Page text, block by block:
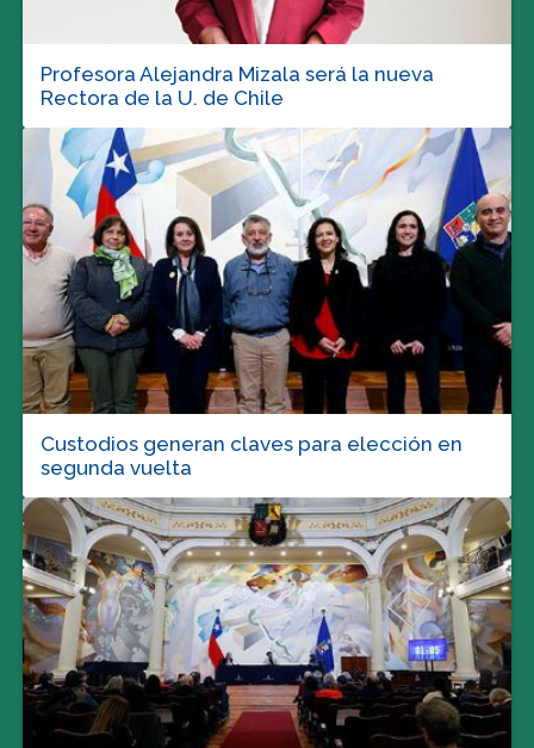
Profesora Alejandra Mizala será la nueva
Rectora de la U. de Chile
Custodios generan claves para elección en
segunda vuelta